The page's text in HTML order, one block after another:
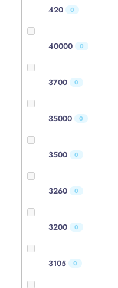
420 0
40000 0
3700 0
35000 0
3500 0
3260 0
3200 0
3105 0